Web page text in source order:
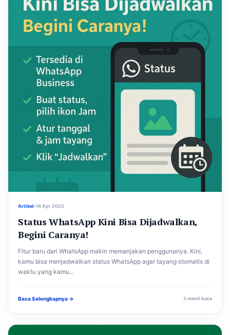
Artikel•14 Apr 2025
Status WhatsApp Kini Bisa Dijadwalkan,
Begini Caranya!
Fitur baru dari WhatsApp makin memanjakan penggunanya. Kini,
kamu bisa menjadwalkan status WhatsApp agar tayang otomatis di
waktu yang kamu...
Baca Selengkapnya → 2 menit baca